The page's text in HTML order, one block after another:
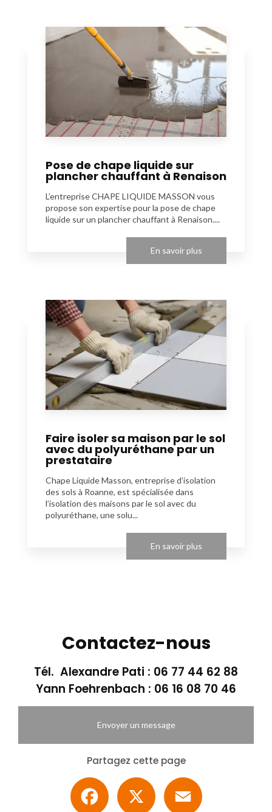
Pose de chape liquide sur
plancher chauffant à Renaison
L’entreprise CHAPE LIQUIDE MASSON vous
propose son expertise pour la pose de chape
liquide sur un plancher chauffant à Renaison....
En savoir plus
Faire isoler sa maison par le sol
avec du polyuréthane par un
prestataire
Chape Liquide Masson, entreprise d’isolation
des sols à Roanne, est spécialisée dans
l’isolation des maisons par le sol avec du
polyuréthane, une solu...
En savoir plus
Contactez-nous
Tél. Alexandre Pati : 06 77 44 62 88
Yann Foehrenbach : 06 16 08 70 46
Envoyer un message
Partagez cette page
Facebook